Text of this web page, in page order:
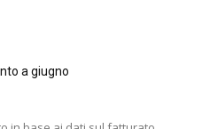
a giugno